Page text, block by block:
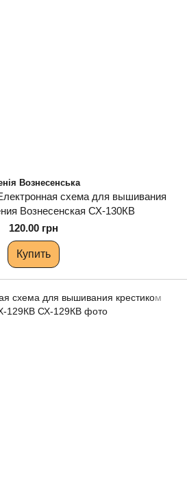
Вознесенська
схема для вышивания
Вознесенская СХ-130КВ
120.00 грн
Купить